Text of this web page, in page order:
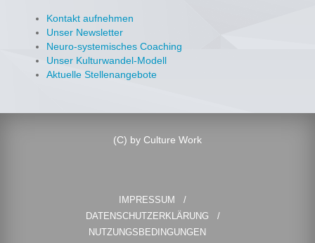
Kontakt aufnehmen
Unser Newsletter
Neuro-systemisches Coaching
Unser Kulturwandel-Modell
Aktuelle Stellenangebote
(C) by Culture Work
IMPRESSUM
DATENSCHUTZERKLÄRUNG
NUTZUNGSBEDINGUNGEN